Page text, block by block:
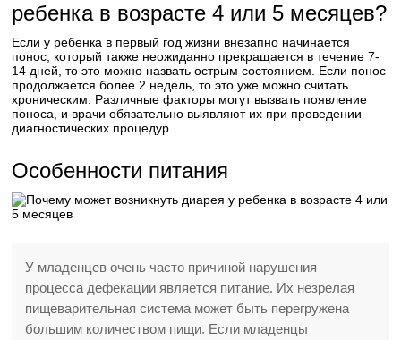
ребенка в возрасте 4 или 5 месяцев?
Если у ребенка в первый год жизни внезапно начинается
понос, который также неожиданно прекращается в течение 7-
14 дней, то это можно назвать острым состоянием. Если понос
продолжается более 2 недель, то это уже можно считать
хроническим. Различные факторы могут вызвать появление
поноса, и врачи обязательно выявляют их при проведении
диагностических процедур.
Особенности питания
У младенцев очень часто причиной нарушения
процесса дефекации является питание. Их незрелая
пищеварительная система может быть перегружена
большим количеством пищи. Если младенцы